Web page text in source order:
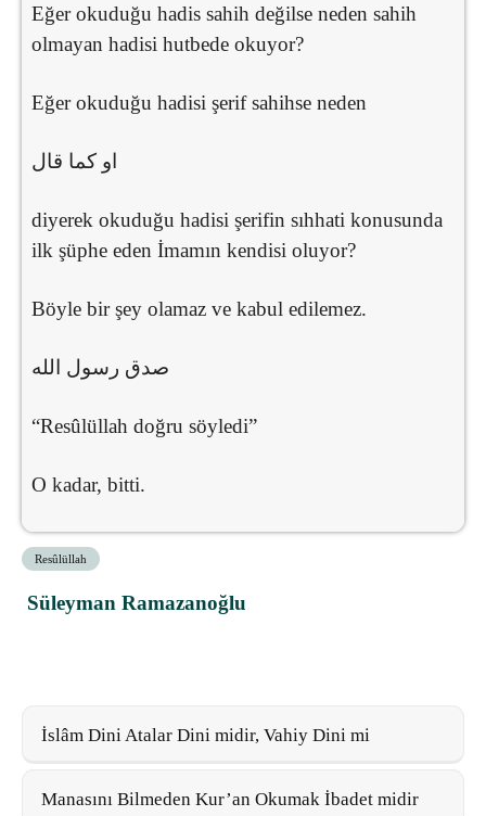
Eğer okuduğu hadis sahih değilse neden sahih
olmayan hadisi hutbede okuyor?
Eğer okuduğu hadisi şerif sahihse neden
او كما قال
diyerek okuduğu hadisi şerifin sıhhati konusunda
ilk şüphe eden İmamın kendisi oluyor?
Böyle bir şey olamaz ve kabul edilemez.
صدق رسول الله
“Resûlüllah doğru söyledi”
O kadar, bitti.
Resûlüllah
Süleyman Ramazanoğlu
İslâm Dini Atalar Dini midir, Vahiy Dini mi
Manasını Bilmeden Kur’an Okumak İbadet midir